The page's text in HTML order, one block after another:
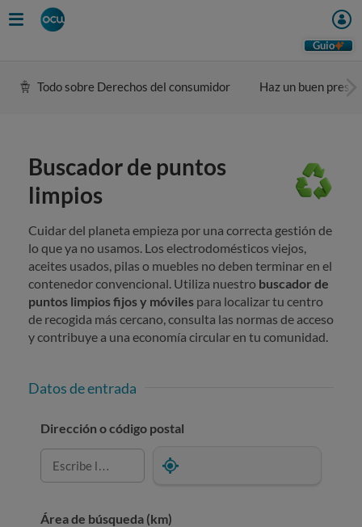
to
Guio
Todo sobre Derechos del consumidor Haz un buen
Buscador de puntos
limpios
Cuidar del planeta empieza por una correcta gestión de
lo que ya no usamos. Los electrodomésticos viejos,
aceites usados, pilas o muebles no deben terminar en el
contenedor convencional. Utiliza nuestro buscador de
puntos limpios fijos y móviles para localizar tu centro
de recogida más cercano, consulta las normas de acceso
y contribuye a una economía circular en tu comunidad.
Datos de entrada
Dirección o código postal
Área de búsqueda (km)